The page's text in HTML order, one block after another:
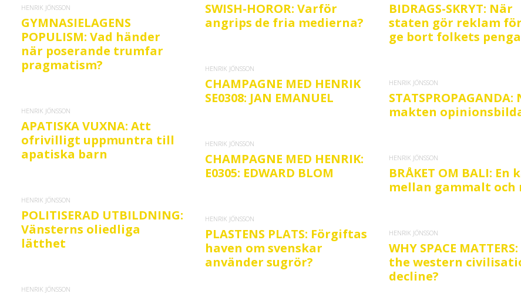
SWISH-HOROR: Varför
angrips de fria medierna?
BIDRAGS-SKRYT: När
staten gör reklam
ge bort folkets
HENRIK JÖNSSON
GYMNASIELAGENS
POPULISM: Vad händer
när poserande trumfar
pragmatism?
HENRIK JÖNSSON
CHAMPAGNE MED HENRIK
SE0308: JAN EMANUEL
HENRIK JÖNSSON
STATSPROPAGANDA:
makten
HENRIK JÖNSSON
APATISKA VUXNA: Att
ofrivilligt uppmuntra till
apatiska barn
HENRIK JÖNSSON
CHAMPAGNE MED HENRIK:
E0305: EDWARD BLOM
HENRIK JÖNSSON
BRÅKET OM BALI: En
mellan gammalt och
HENRIK JÖNSSON
POLITISERAD UTBILDNING:
Vänsterns oliedliga
lätthet
HENRIK JÖNSSON
PLASTENS PLATS: Förgiftas
haven om svenskar
använder sugrör?
HENRIK JÖNSSON
WHY SPACE
the western
decline?
HENRIK JÖNSSON